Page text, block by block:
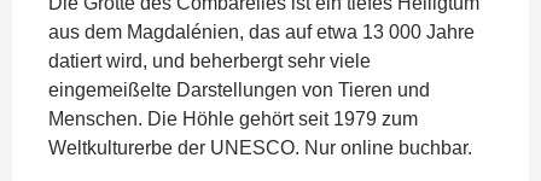
aus dem Magdalénien, das auf etwa 13 000 Jahre
datiert wird, und beherbergt sehr viele
eingemeißelte Darstellungen von Tieren und
Menschen. Die Höhle gehört seit 1979 zum
Weltkulturerbe der UNESCO. Nur online buchbar.